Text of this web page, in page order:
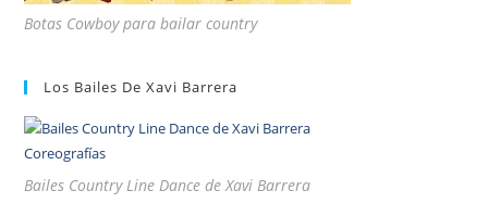
Botas Cowboy para bailar country
Los Bailes De Xavi Barrera
Bailes Country Line Dance de Xavi Barrera